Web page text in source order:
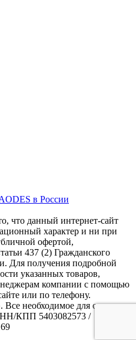
в России
что данный интернет-сайт
характер и ни при
офертой,
437 (2) Гражданского
Для получения подробной
указанных товаров,
компании с помощью
или по телефону.
необходимое для охоты и
КПП 5403082573 /